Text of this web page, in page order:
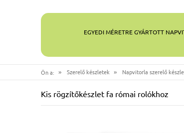
EGYEDI MÉRETRE GYÁRTOTT
Ön a: » Szerelő készletek » Napvitorla szerelő
Kis rögzítőkészlet fa római rolókhoz